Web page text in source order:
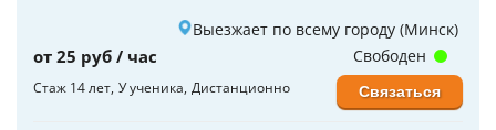
Выезжает по всему городу (Минск)
от 25 руб / час
Стаж 14 лет У ученика Дистанционно
Свободен
Связаться